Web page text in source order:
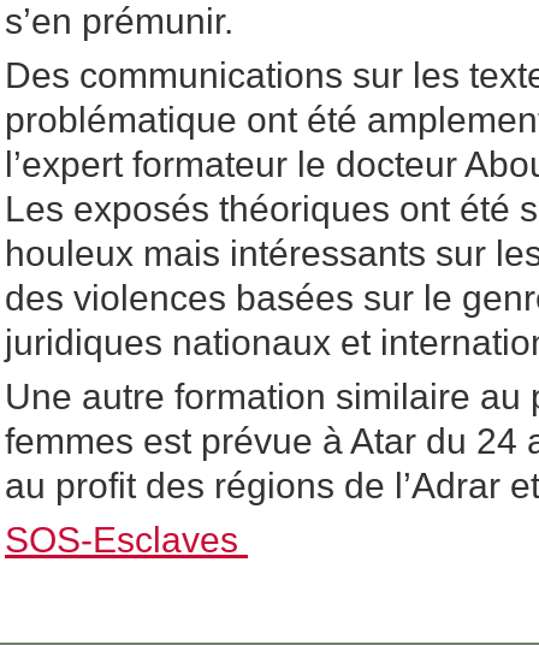
s’en prémunir.
Des communications sur les
problématique ont été
l’expert formateur le docteur
Les exposés théoriques ont été
houleux mais intéressants sur
des violences basées sur le
juridiques nationaux et
Une autre formation similaire au
femmes est prévue à Atar du 24
au profit des régions de l’Adrar
SOS-Esclaves